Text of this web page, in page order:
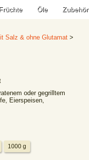
Öle Zubehör
Salz & ohne Glutamat >
oder gegrilltem
Eierspeisen,
1000 g